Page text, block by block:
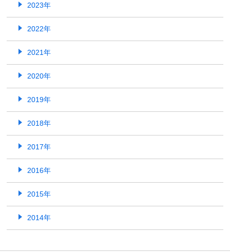
2023年
2022年
2021年
2020年
2019年
2018年
2017年
2016年
2015年
2014年